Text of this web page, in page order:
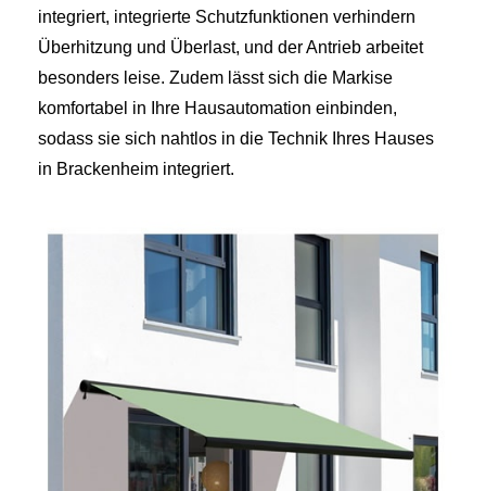
integriert, integrierte Schutzfunktionen verhindern
Überhitzung und Überlast, und der Antrieb arbeitet
besonders leise. Zudem lässt sich die Markise
komfortabel in Ihre Hausautomation einbinden,
sodass sie sich nahtlos in die Technik Ihres Hauses
in Brackenheim integriert.